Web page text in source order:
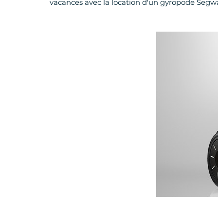
vacances avec la location d'un gyropode